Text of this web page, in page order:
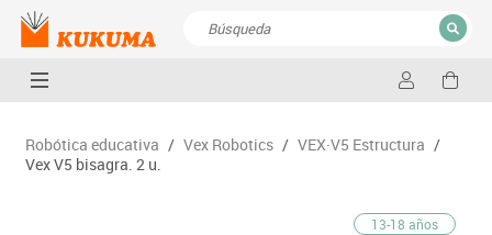
CERRAR
Robótica educativa / Vex Robotics / VEX·V5 Estructura /
Vex V5 bisagra. 2 u.
13-18 años